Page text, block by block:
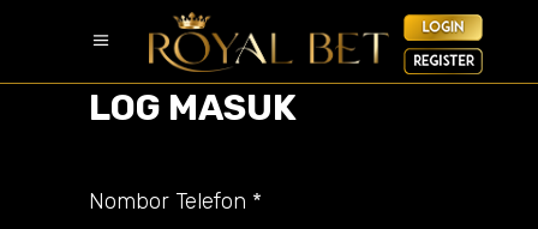
LOG MASUK
Nombor Telefon *